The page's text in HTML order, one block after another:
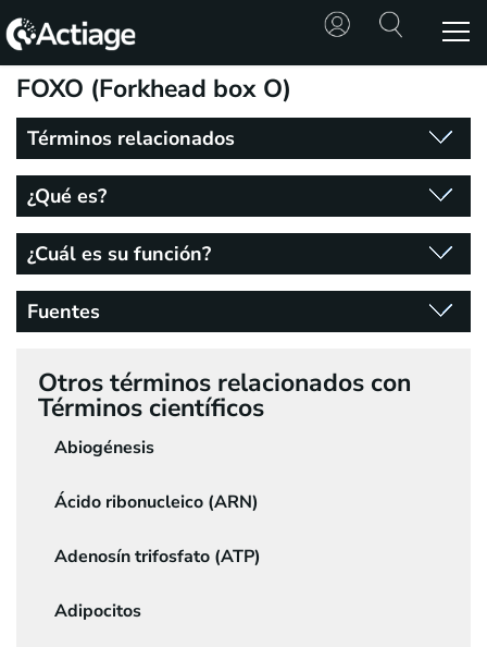
SHOP
TRATAMIENTOS
CONSULTA
CONOCE
ACTIAGE
FOXO (Forkhead box O)
Términos relacionados
¿Qué es?
¿Cuál es su función?
Fuentes
Otros términos relacionados con
Términos científicos
Abiogénesis
Ácido ribonucleico (ARN)
Adenosín trifosfato (ATP)
Adipocitos